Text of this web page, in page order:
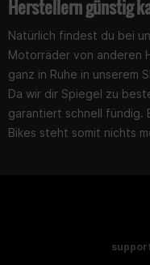
Herstellern günstig
Natürlich findest du bei
Motorräder von anderen
ganz in Ruhe in unserem
Da wir dir Spiegel zu
garantiert schnell fündig.
Bikes steht somit nichts